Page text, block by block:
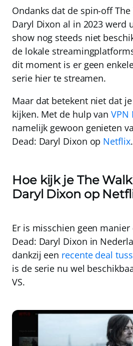
Ondanks dat de spin-off
Daryl Dixon al in 2023 werd
show nog steeds niet
de lokale
dit moment is er geen
serie hier te streamen.
Maar dat betekent niet dat
kijken. Met de hulp vanVPN
namelijk gewoon genieten
Dead: Daryl Dixon op Netflix.
Hoe kijk je The
Daryl Dixon op
Er is misschien geen
Dead: Daryl Dixon in
dankzij een recente deal
is de serie nu wel
VS.